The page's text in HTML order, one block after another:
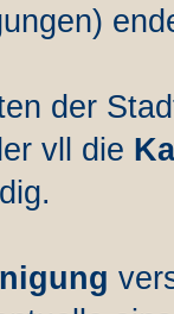
der
vll die